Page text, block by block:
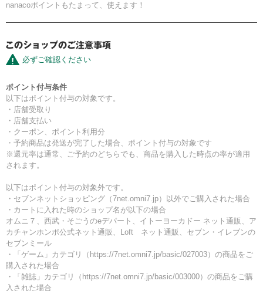
nanacoポイントもたまって、使えます！
必ずご確認ください
ポイント付与条件
以下はポイント付与の対象です。
・店舗受取り
・店舗支払い
・クーポン、ポイント利用分
・予約商品は発送が完了した場合、ポイント付与の対象です
※還元率は通常、ご予約のどちらでも、商品を購入した時点の率が適用
されます。
以下はポイント付与の対象外です。
・セブンネットショッピング（7net.omni7.jp）以外でご購入された場合
・カートに入れた時のショップ名が以下の場合
オムニ７、西武・そごうのeデパート、イトーヨーカドー ネット通販、ア
カチャンホンポ公式ネット通販、Loft ネット通販、セブン・イレブンの
セブンミール
・「ゲーム」カテゴリ（https://7net.omni7.jp/basic/027003）の商品をご
購入された場合
・「雑誌」カテゴリ（https://7net.omni7.jp/basic/003000）の商品をご購
入された場合